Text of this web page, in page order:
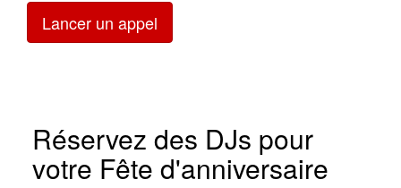
Lancer un appel
Réservez des DJs pour
votre Fête d'anniversaire